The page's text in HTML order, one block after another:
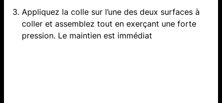
Appliquez la colle sur l’une des deux surfaces à
coller et assemblez tout en exerçant une forte
pression. Le maintien est immédiat